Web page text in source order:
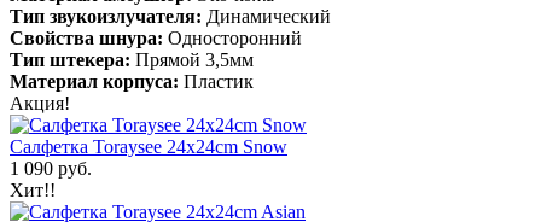
Тип звукоизлучателя: Динамический
Свойства шнура: Односторонний
Тип штекера: Прямой 3,5мм
Материал корпуса: Пластик
Акция!
Салфетка Toraysee 24x24cm Snow
1 090 руб.
Хит!!